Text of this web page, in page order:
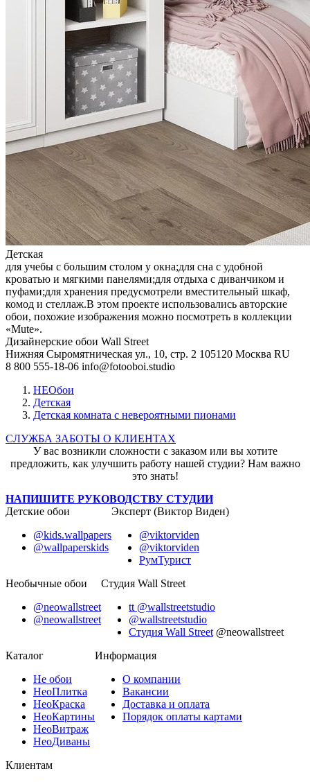
Детская
для учебы с большим столом у окна;для сна с удобной
кроватью и мягкими панелями;для отдыха с диванчиком и
пуфами;для хранения предусмотрели вместительный шкаф,
комод и стеллаж.В этом проекте использовались авторские
обои, похожие изображения можно посмотреть в коллекции
«Mute».
Дизайнерские обои Wall Street
Нижняя Сыромятническая ул., 10, стр. 2 105120 Москва RU
8 800 555-18-06 info@fotooboi.studio
НЕОбои
Детская
Детская комната с невероятными пионами
СЛУЖБА ЗАБОТЫ О КЛИЕНТАХ
У вас возникли сложности с заказом или вы хотите
предложить, как улучшить работу нашей студии? Нам важно
это знать!
НАПИШИТЕ РУКОВОДСТВУ СТУДИИ
Детские обои
@kids.wallpapers
@wallpaperskids
Эксперт (Виктор Виден)
@viktorviden
@viktorviden
РумТурист
Необычные обои
@neowallstreet
@neowallstreet
Студия Wall Street
tt @wallstreetstudio
@wallstreetstudio
Студия Wall Street @neowallstreet
Каталог
Не обои
НеоПлитка
НеоКраска
НеоКартины
НеоВитраж
НеоДиваны
Информация
О компании
Вакансии
Доставка и оплата
Порядок оплаты картами
Клиентам